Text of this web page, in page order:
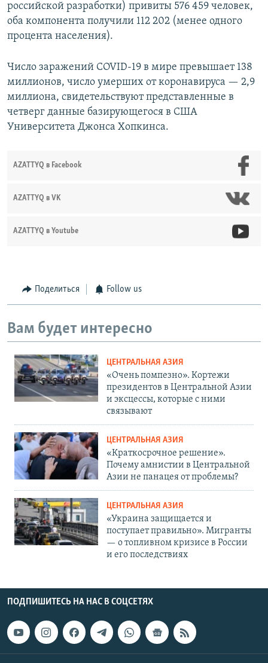
российской разработки) привиты 576 459 человек,
оба компонента получили 112 202 (менее одного
процента населения).
Число заражений COVID-19 в мире превышает 138
миллионов, число умерших от коронавируса — 2,9
миллиона, свидетельствуют представленные в
четверг данные базирующегося в США
Университета Джонса Хопкинса.
AZATTYQ в Facebook
AZATTYQ в VK
AZATTYQ в Youtube
Поделиться Follow us
Вам будет интересно
ЦЕНТРАЛЬНАЯ АЗИЯ
«Очень помпезно». Кортежи
президентов в Центральной Азии
и эксцессы, которые с ними
связывают
ЦЕНТРАЛЬНАЯ АЗИЯ
«Краткосрочное решение».
Почему амнистии в Центральной
Азии не панацея от проблемы?
ЦЕНТРАЛЬНАЯ АЗИЯ
«Украина защищается и
поступает правильно». Мигранты
— о топливном кризисе в России
и его последствиях
ПОДПИШИТЕСЬ НА НАС В СОЦСЕТЯХ